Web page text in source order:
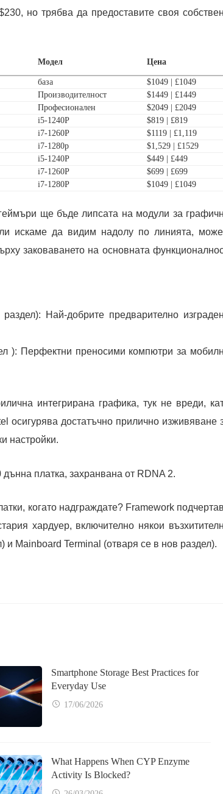
но трябва да предоставите своя
Модел Цена
база
$1049 | £1049
Производителност
$1449 | £1449
Професионален
$2049 | £2049
i5-1240P
$819 | £819
i7-1260P
$1119 | £1,119
i7-1280p
$1,529 | £1529
i5-1240P
$449 | £449
i7-1260P
$699 | £699
i7-1280P $1049 | £1049
ще бъде липсата на модули за
искаме да видим надолу по линията,
заковаването на основната
Най-добрите предварително
): Перфектни преносими компютри за
интегрирана графика, тук не вреди,
осигурява достатъчно прилично изживяване
настройки.
платка, захранвана от RDNA 2.
когато надграждате? Framework
хардуер, включително някои
Mainboard Terminal (отваря се в нов раздел).
Smartphone Storage Best Practices for
Everyday Use
17/06/2026
What Happens When CYP Enzyme
Activity Is Blocked?